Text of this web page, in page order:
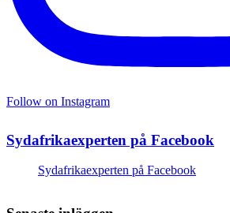
Follow on Instagram
Sydafrikaexperten på Facebook
Sydafrikaexperten på Facebook